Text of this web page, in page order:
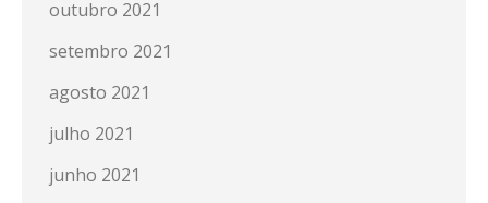
outubro 2021
setembro 2021
agosto 2021
julho 2021
junho 2021